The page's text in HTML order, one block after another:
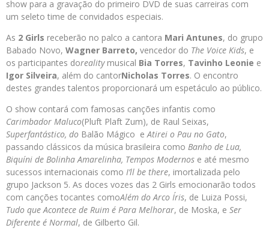
show para a gravação do primeiro DVD de suas carreiras com
um seleto time de convidados especiais.
As 2 Girls receberão no palco a cantora Mari Antunes, do grupo
Babado Novo, Wagner Barreto, vencedor do The Voice Kids, e
os participantes doreality musical Bia Torres, Tavinho Leonie e
Igor Silveira, além do cantorNicholas Torres. O encontro
destes grandes talentos proporcionará um espetáculo ao público.
O show contará com famosas canções infantis como
Carimbador Maluco(Pluft Plaft Zum), de Raul Seixas,
Superfantástico, do Balão Mágico eAtirei o Pau no Gato,
passando clássicos da música brasileira como Banho de Lua,
Biquíni de Bolinha Amarelinha, Tempos Modernos e até mesmo
sucessos internacionais como I’ll be there, imortalizada pelo
grupo Jackson 5. As doces vozes das 2 Girls emocionarão todos
com canções tocantes comoAlém do Arco Íris, de Luiza Possi,
Tudo que Acontece de Ruim é Para Melhorar, de Moska, e Ser
Diferente é Normal, de Gilberto Gil.